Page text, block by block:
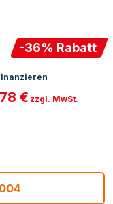
-36% Rabatt
€ zzgl. MwSt.